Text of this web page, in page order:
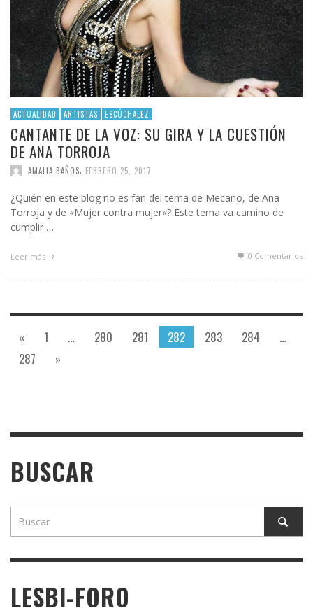
ACTUALIDAD ARTISTAS ESCÚCHALEZ
CANTANTE DE LA VOZ: SU GIRA Y LA CUESTIÓN
DE ANA TORROJA
AMALIA BAÑOS FEBRERO 25, 2017
¿Quién en este blog no es fan del tema de Mecano, de Ana
Torroja y de «Mujer contra mujer«? Este tema va camino de
cumplir …
Leer más 0 Comentarios
« 1 … 280 281 282 283 284
…
287
»
BUSCAR
LESBI-FORO